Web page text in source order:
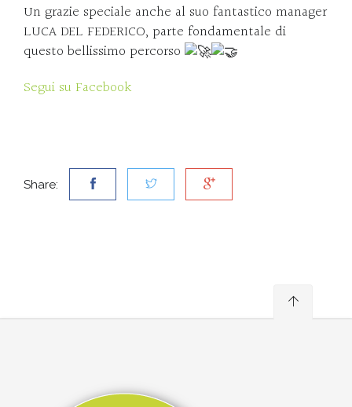
Un grazie speciale anche al suo fantastico manager
LUCA DEL FEDERICO, parte fondamentale di
questo bellissimo percorso
Segui su Facebook
Share: